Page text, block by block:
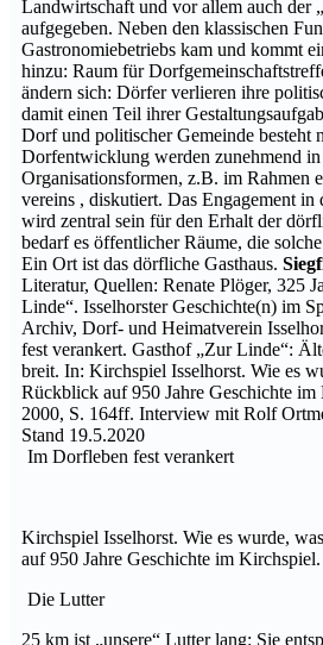
Landwirtschaft und vor allem auch der
aufgegeben. Neben den klassischen
Gastronomiebetriebs kam und kommt
hinzu: Raum für
ändern sich: Dörfer verlieren ihre
damit einen Teil ihrer
Dorf und politischer Gemeinde besteht
Dorfentwicklung werden zunehmend in
Organisationsformen, z.B. im Rahmen
vereins , diskutiert. Das Engagement in
wird zentral sein für den Erhalt der
bedarf es öffentlicher Räume, die
Ein Ort ist das dörfliche Gasthaus.
Literatur, Quellen: Renate Plöger, 325
Linde“. Isselhorster Geschichte(n) im
Archiv, Dorf- und Heimatverein
fest verankert. Gasthof „Zur Linde“:
breit. In: Kirchspiel Isselhorst. Wie es
Rückblick auf 950 Jahre Geschichte
2000, S. 164ff. Interview mit Rolf
Stand 19.5.2020
Im Dorfleben fest verankert
Kirchspiel Isselhorst. Wie es wurde,
auf 950 Jahre Geschichte im
Die Lutter
25 km ist „unsere“ Lutter lang: Sie